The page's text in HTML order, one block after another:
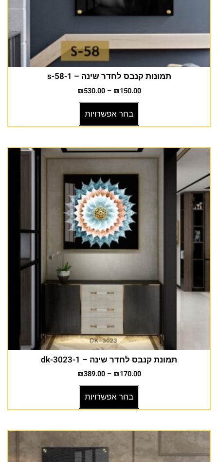
תמונות קנבס לחדר שינה – s-58-1
₪150.00
–
₪530.00
בחר אפשרויות
תמונת קנבס לחדר שינה – dk-3023-1
₪170.00
–
₪389.00
בחר אפשרויות